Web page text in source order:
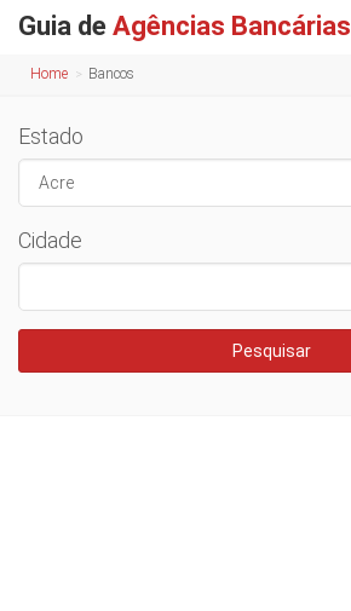
Guia de Agências Bancárias
Home Bancos
Estado
Cidade
Pesquisar